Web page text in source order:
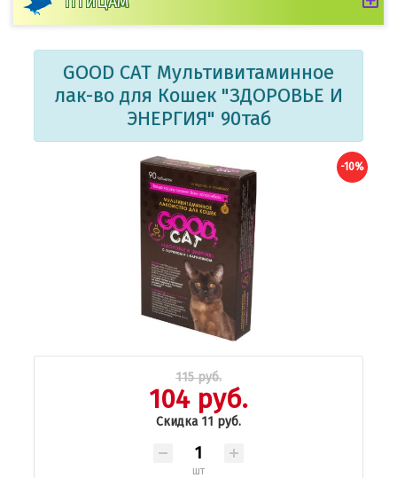
GOOD CAT Мультивитаминное
лак-во для Кошек "ЗДОРОВЬЕ И
ЭНЕРГИЯ" 90таб
-10%
115 руб.
104 руб.
Скидка 11 руб.
шт